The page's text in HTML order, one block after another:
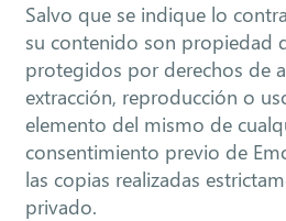
Salvo que se indique lo
su contenido son propiedad
protegidos por derechos de
extracción, reproducción o
elemento del mismo de
consentimiento previo de
las copias realizadas
privado.